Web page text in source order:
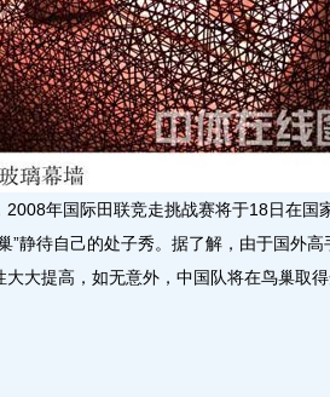
年国际田联竞走挑战赛将于18日在国
”静待自己的处子秀。据了解，由于国外
大大提高，如无意外，中国队将在鸟巢取